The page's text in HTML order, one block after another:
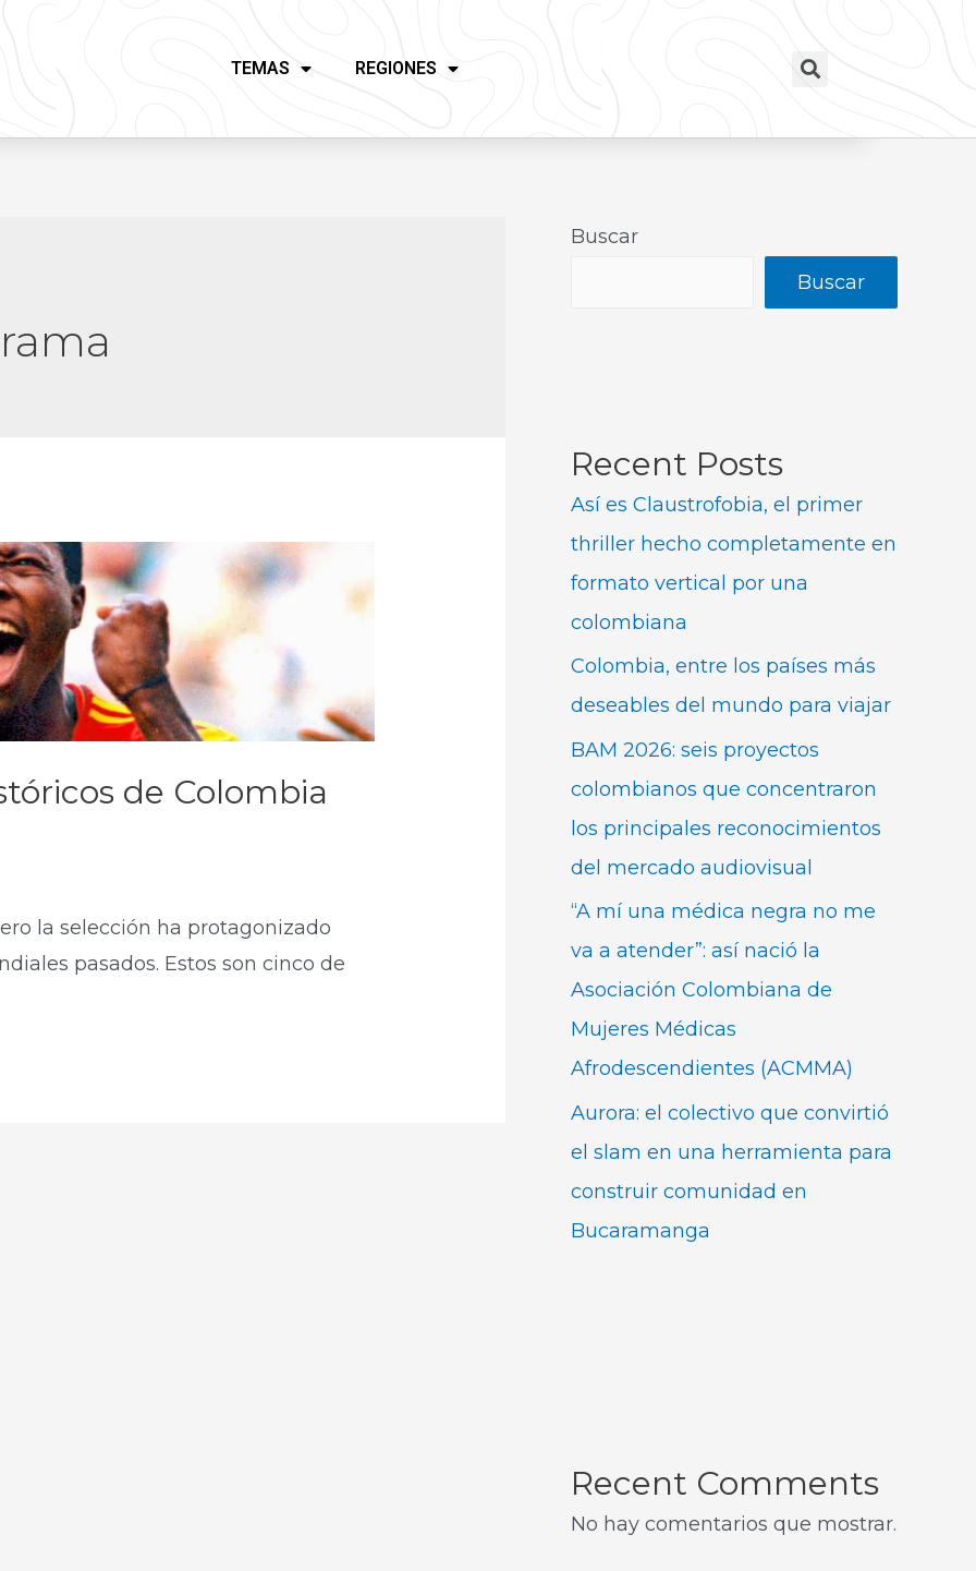
TEMAS REGIONES
de Colombia
la selección ha protagonizado
pasados. Estos son cinco de
Buscar
Buscar
Recent Posts
Así es Claustrofobia, el primer
thriller hecho completamente en
formato vertical por una
colombiana
Colombia, entre los países más
deseables del mundo para viajar
BAM 2026: seis proyectos
colombianos que concentraron
los principales reconocimientos
del mercado audiovisual
“A mí una médica negra no me
va a atender”: así nació la
Asociación Colombiana de
Mujeres Médicas
Afrodescendientes (ACMMA)
Aurora: el colectivo que convirtió
el slam en una herramienta para
construir comunidad en
Bucaramanga
Recent Comments
No hay comentarios que mostrar.